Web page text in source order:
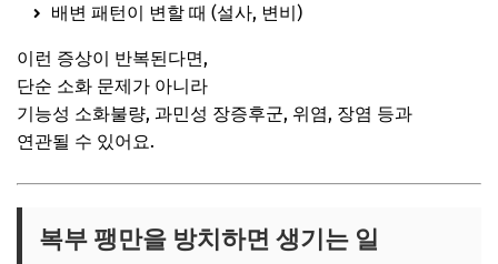
배변 패턴이 변할 때 (설사, 변비)
이런 증상이 반복된다면,
단순 소화 문제가 아니라
기능성 소화불량, 과민성 장증후군, 위염, 장염 등과
연관될 수 있어요.
복부 팽만을 방치하면 생기는 일